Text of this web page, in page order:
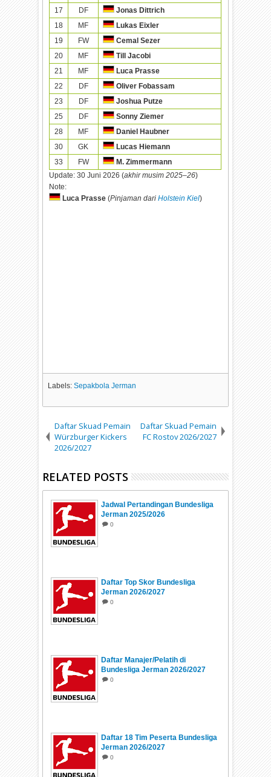
17
DF
Jonas Dittrich
18
MF
Lukas Eixler
19
FW
Cemal Sezer
20
MF
Till Jacobi
21
MF
Luca Prasse
22
DF
Oliver Fobassam
23
DF
Joshua Putze
25
DF
Sonny Ziemer
28
MF
Daniel Haubner
30
GK
Lucas Hiemann
33
FW
M. Zimmermann
Update:30 Juni 2026 (akhir musim 2025–26)
Note:
Luca Prasse (Pinjaman dariHolstein Kiel)
Labels:Sepakbola Jerman
Daftar Skuad Pemain
Würzburger Kickers
2026/2027
Daftar Skuad Pemain
FC Rostov 2026/2027
RELATED POSTS
Jadwal Pertandingan Bundesliga
Jerman 2025/2026
0
Daftar Top Skor Bundesliga
Jerman 2026/2027
0
Daftar Manajer/Pelatih di
Bundesliga Jerman 2026/2027
0
Daftar 18 Tim Peserta Bundesliga
Jerman 2026/2027
0